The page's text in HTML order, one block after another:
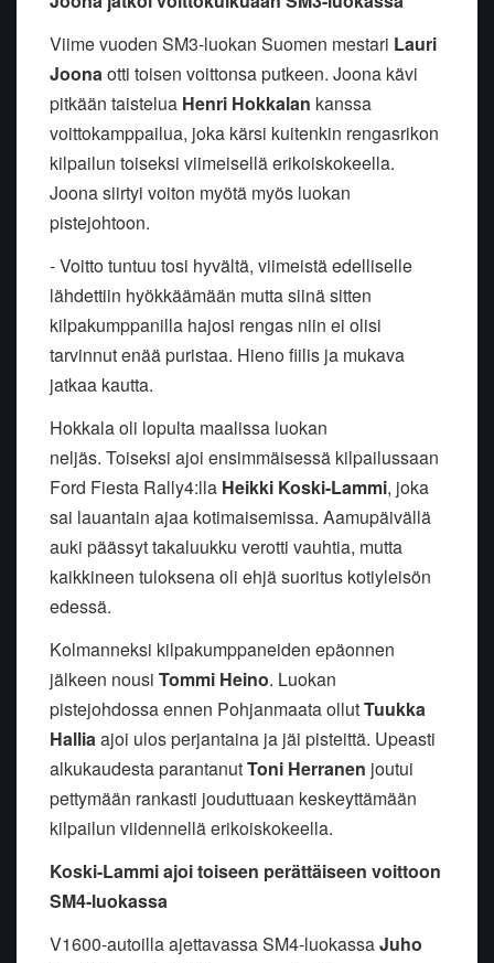
Viime vuoden SM3-luokan Suomen mestari Lauri
Joonaotti toisen voittonsa putkeen. Joona kävi
pitkään taistelua Henri Hokkalan kanssa
voittokamppailua, joka kärsi kuitenkin rengasrikon
kilpailun toiseksi viimeisellä erikoiskokeella.
Joona siirtyi voiton myötä myös luokan
pistejohtoon.
- Voitto tuntuu tosi hyvältä, viimeistä edelliselle
lähdettiin hyökkäämään mutta siinä sitten
kilpakumppanilla hajosi rengas niin ei olisi
tarvinnut enää puristaa. Hieno fiilis ja mukava
jatkaa kautta.
Hokkala oli lopulta maalissa luokan
neljäs. Toiseksi ajoi ensimmäisessä kilpailussaan
Ford Fiesta Rally4:lla Heikki Koski-Lammi, joka
sai lauantain ajaa kotimaisemissa. Aamupäivällä
auki päässyt takaluukku verotti vauhtia, mutta
kaikkineen tuloksena oli ehjä suoritus kotiyleisön
edessä.
Kolmanneksi kilpakumppaneiden epäonnen
jälkeen nousi Tommi Heino. Luokan
pistejohdossa ennen Pohjanmaata ollutTuukka
Halliaajoi ulos perjantaina ja jäi pisteittä. Upeasti
alkukaudesta parantanutToni Herranen joutui
pettymään rankasti jouduttuaan keskeyttämään
kilpailun viidennellä erikoiskokeella.
Koski-Lammi ajoi toiseen perättäiseen voittoon
SM4-luokassa
V1600-autoilla ajettavassa SM4-luokassaJuho